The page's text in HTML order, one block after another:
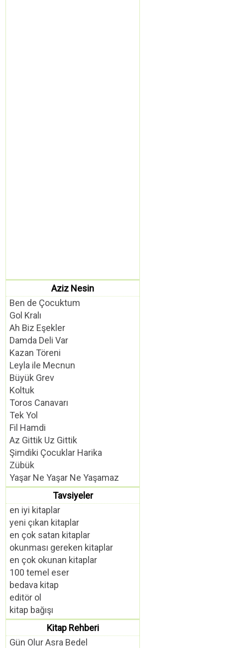
Aziz Nesin
Ben de Çocuktum
Gol Kralı
Ah Biz Eşekler
Damda Deli Var
Kazan Töreni
Leyla ile Mecnun
Büyük Grev
Koltuk
Toros Canavarı
Tek Yol
Fil Hamdi
Az Gittik Uz Gittik
Şimdiki Çocuklar Harika
Zübük
Yaşar Ne Yaşar Ne Yaşamaz
Tavsiyeler
en iyi kitaplar
yeni çıkan kitaplar
en çok satan kitaplar
okunması gereken kitaplar
en çok okunan kitaplar
100 temel eser
bedava kitap
editör ol
kitap bağışı
Kitap Rehberi
Gün Olur Asra Bedel